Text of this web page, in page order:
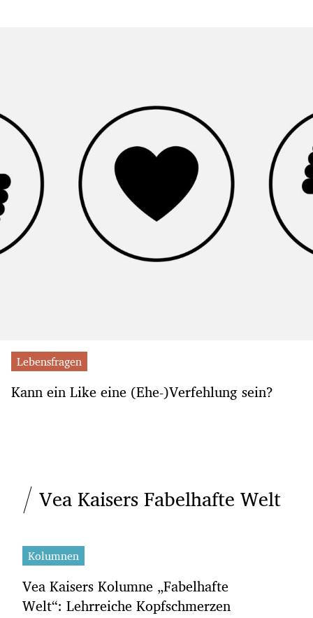
Lebensfragen
Kann ein Like eine (Ehe-)Verfehlung sein?
Vea Kaisers Fabelhafte Welt
Kolumnen
Vea Kaisers Kolumne „Fabelhafte
Welt“: Lehrreiche Kopfschmerzen